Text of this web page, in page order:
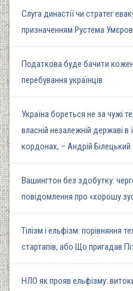
Слуга династії чи стратег
призначенням Рустема
Податкова буде бачити
перебування українців
Україна бореться не за чужі
власній незалежній державі в
кордонах, – Андрій Білецький
Вашингтон без здобутку:
повідомлення про «хорошу
Тілізм і ельфізм: порівняння
стартапів, або Що пригадав
НЛО як прояв ельфізму: